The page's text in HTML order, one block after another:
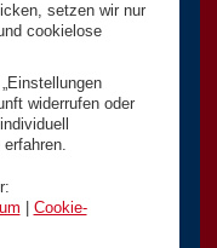
setzen wir nur
cookielose
widerrufen oder
Cookie-